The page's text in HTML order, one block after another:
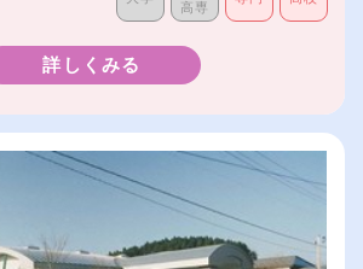
高専
詳しくみる